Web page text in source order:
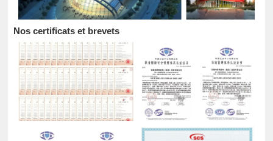
Nos certificats et brevets